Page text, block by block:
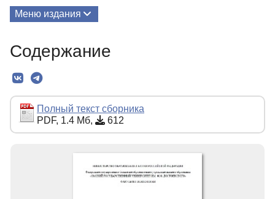
Меню издания
Редколлегия
Текст
Контакты
Содержание
Полный текст сборника
PDF, 1.4 Мб,
612